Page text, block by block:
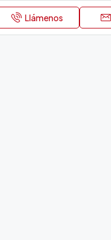
Llámenos